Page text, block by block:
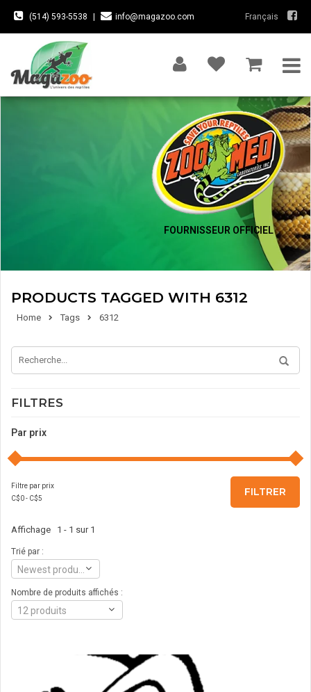
(514) 593-5538 info@magazoo.com Français
FOURNISSEUR OFFICIEL
PRODUCTS TAGGED WITH 6312
Home Tags 6312
FILTRES
Par prix
Filtre par prix
C$0- C$5
FILTRER
Affichage 1 - 1 sur 1
Trié par :
Nombre de produits affichés :
12 produits